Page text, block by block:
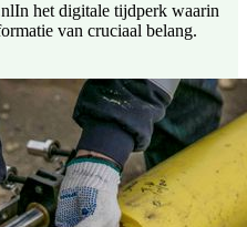
het digitale tijdperk waarin
van cruciaal belang.